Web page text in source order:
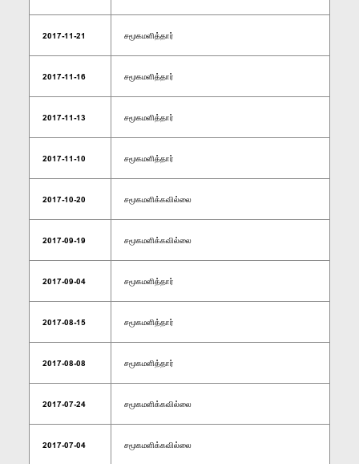
2017-11-21 சமூகமளித்தார்
2017-11-16 சமூகமளித்தார்
2017-11-13 சமூகமளித்தார்
2017-11-10 சமூகமளித்தார்
2017-10-20 சமூகமளிக்கவில்லை
2017-09-19 சமூகமளிக்கவில்லை
2017-09-04 சமூகமளித்தார்
2017-08-15 சமூகமளித்தார்
2017-08-08 சமூகமளித்தார்
2017-07-24 சமூகமளிக்கவில்லை
2017-07-04 சமூகமளிக்கவில்லை